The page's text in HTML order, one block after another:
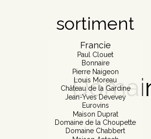
sortiment
Francie
Paul Clouet
Bonnaire
Pierre Naigeon
Louis Moreau
Château de la Gardine
Jean-Yves Devevey
Eurovins
Maison Duprat
Domaine de la Choupette
Domaine Chabbert